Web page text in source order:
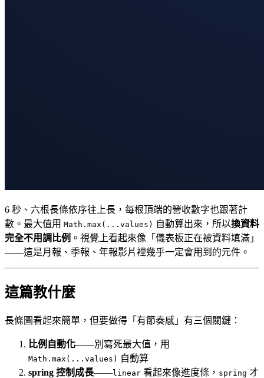
6 秒、六根長條依序往上長，每根頂端的營收數字也跟著計
數。最大值用 Math.max(...values) 自動算出來，所以換資料
完全不用調比例 。視覺上看起來像「儀表板正在被資料填滿」
——這是月報、季報、年報影片裡幾乎一定會用到的元件。
這篇教什麼
長條圖看起來簡單，但要做得「有節奏感」有三個關鍵：
比例自動化——別寫死最大值，用
Math.max(...values) 自動算
spring 控制成長——linear 看起來像進度條， spring 才